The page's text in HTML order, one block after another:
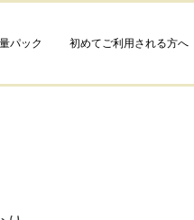
パック 初めてご利用される方へ